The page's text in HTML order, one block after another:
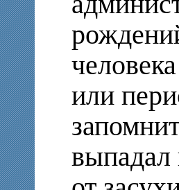
или
выпадал